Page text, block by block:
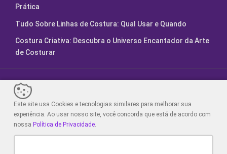
Prática
Tudo Sobre Linhas de Costura: Qual Usar e Quando
Costura Criativa: Descubra o Universo Encantador da Arte
de Costurar
Este site usa Cookies e tecnologias similares para melhorar sua
experiência. Ao usar nosso site, você concorda que está de acordo com
nossa Política de Privacidade.
Sair da versão mobile